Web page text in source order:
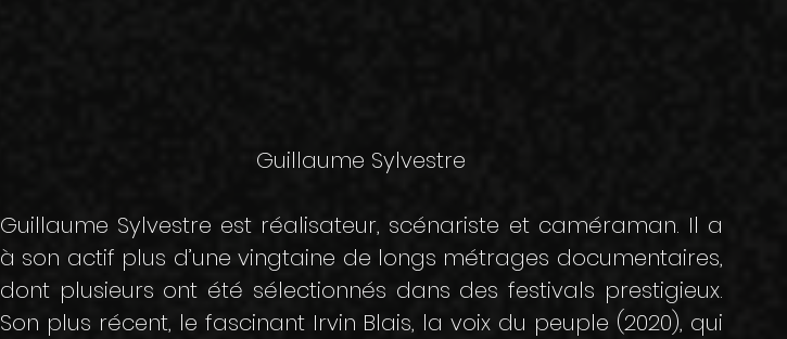
Guillaume Sylvestre
Guillaume Sylvestre est réalisateur, scénariste et caméraman. Il a
à son actif plus d’une vingtaine de longs métrages documentaires,
dont plusieurs ont été sélectionnés dans des festivals prestigieux.
Son plus récent, le fascinant Irvin Blais, la voix du peuple (2020), qui